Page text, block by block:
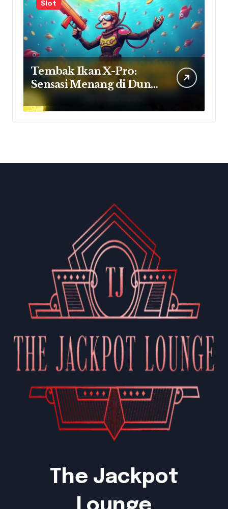
Slot
Tembak Ikan X-Pro:
Sensasi Menang di Dunia
Bawah Laut
The Jackpot